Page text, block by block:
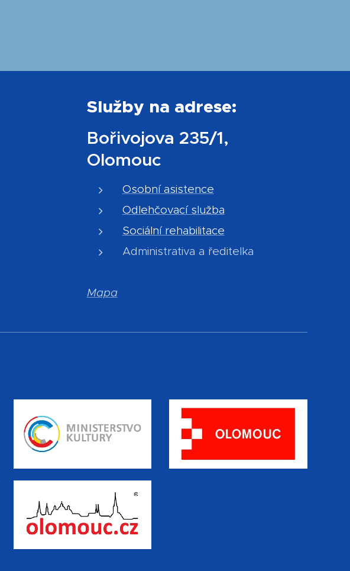
Služby na adrese:
Bořivojova 235/1,
Olomouc
Osobní asistence
Odlehčovací služba
Sociální rehabilitace
Administrativa a ředitelka
Mapa